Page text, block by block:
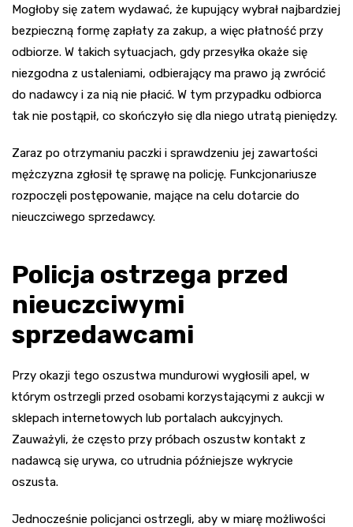
Mogłoby się zatem wydawać, że kupujący wybrał najbardziej
bezpieczną formę zapłaty za zakup, a więc płatność przy
odbiorze. W takich sytuacjach, gdy przesyłka okaże się
niezgodna z ustaleniami, odbierający ma prawo ją zwrócić
do nadawcy i za nią nie płacić. W tym przypadku odbiorca
tak nie postąpił, co skończyło się dla niego utratą pieniędzy.
Zaraz po otrzymaniu paczki i sprawdzeniu jej zawartości
mężczyzna zgłosił tę sprawę na policję. Funkcjonariusze
rozpoczęli postępowanie, mające na celu dotarcie do
nieuczciwego sprzedawcy.
Policja ostrzega przed
nieuczciwymi
sprzedawcami
Przy okazji tego oszustwa mundurowi wygłosili apel, w
którym ostrzegli przed osobami korzystającymi z aukcji w
sklepach internetowych lub portalach aukcyjnych.
Zauważyli, że często przy próbach oszustw kontakt z
nadawcą się urywa, co utrudnia późniejsze wykrycie
oszusta.
Jednocześnie policjanci ostrzegli, aby w miarę możliwości